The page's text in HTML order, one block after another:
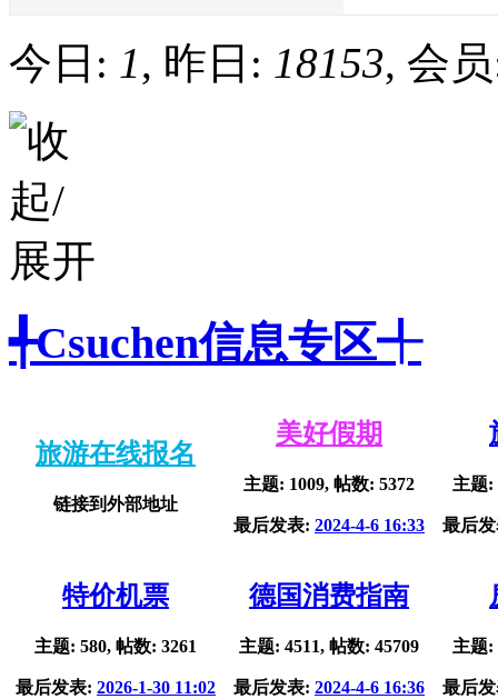
今日: 1, 昨日: 18153, 会
╃Csuchen信息专区╃
旅游在线报名
链接到外部地址
美好假期
主题: 1009, 帖数: 5372
最后发表: 2024-4-6 16:33
主题:
最后
特价机票
主题: 580, 帖数: 3261
最后发表: 2026-1-30 11:02
德国消费指南
主题: 4511, 帖数: 45709
最后发表: 2024-4-6 16:36
主题:
最后